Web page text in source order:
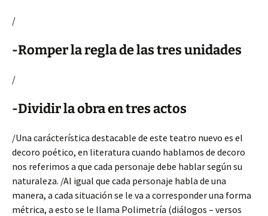
/
-Romper la regla de las tres unidades
/
-Dividir la obra en tres actos
/Una carácterística destacable de este teatro nuevo es el
decoro poético, en literatura cuando hablamos de decoro
nos referimos a que cada personaje debe hablar según su
naturaleza. /Al igual que cada personaje habla de una
manera, a cada situación se le va a corresponder una forma
métrica, a esto se le llama Polimetría (diálogos – versos